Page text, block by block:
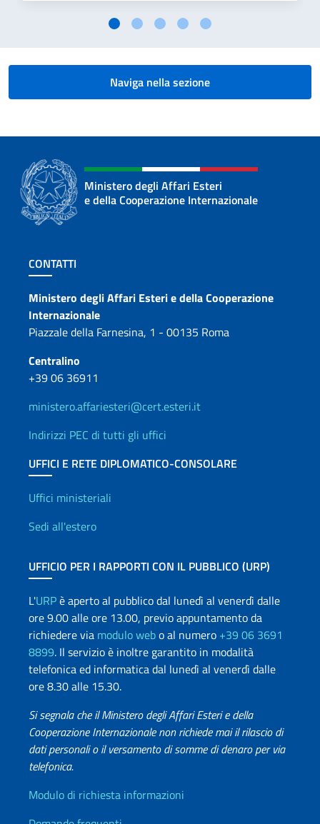
Naviga nella sezione
Ministero degli Affari Esteri
e della Cooperazione Internazionale
Sezione footer
CONTATTI
Contatti
Ministero degli Affari Esteri e della Cooperazione
Internazionale
Piazzale della Farnesina, 1 - 00135 Roma
Centralino
+39 06 36911
ministero.affariesteri@cert.esteri.it
Indirizzi PEC di tutti gli uffici
UFFICI E RETE DIPLOMATICO-CONSOLARE
Uffici e Rete diplomatica
Uffici ministeriali
Sedi all'estero
UFFICIO PER I RAPPORTI CON IL PUBBLICO (URP)
L'URPè aperto al pubblico dal lunedì al venerdì dalle
ore 9.00 alle ore 13.00, previo appuntamento da
richiedere via modulo webo al numero +39 06 3691
8899. Il servizio è inoltre garantito in modalità
telefonica ed informatica dal lunedì al venerdì dalle
ore 8.30 alle 15.30.
Si segnala che il Ministero degli Affari Esteri e della
Cooperazione Internazionale non richiede mai il rilascio di
dati personali o il versamento di somme di denaro per via
telefonica.
Info utili
Modulo di richiesta informazioni